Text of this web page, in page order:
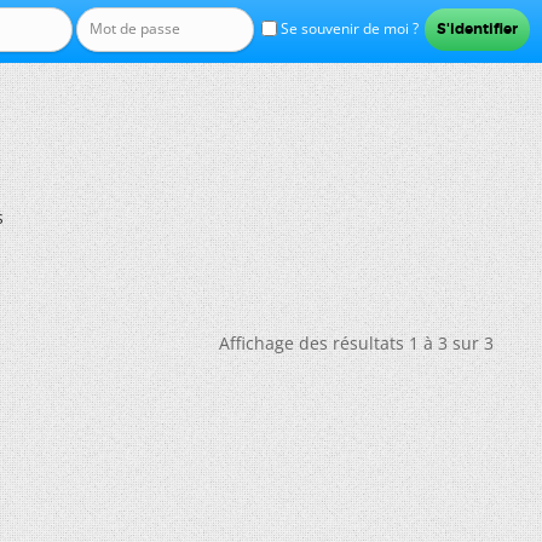
Se souvenir de moi ?
Affichage des résultats 1 à 3 sur 3